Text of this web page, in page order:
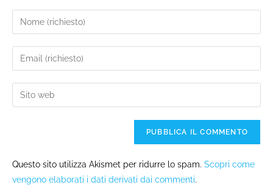
Questo sito utilizza Akismet per ridurre lo spam. Scopri come
vengono elaborati i dati derivati dai commenti.